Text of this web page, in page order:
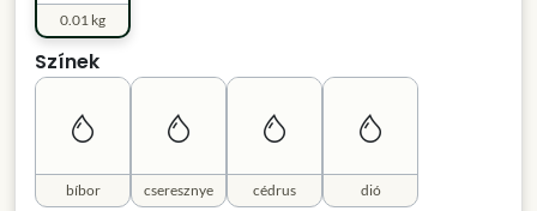
0.01 kg
Színek
bíbor cseresznye cédrus dió